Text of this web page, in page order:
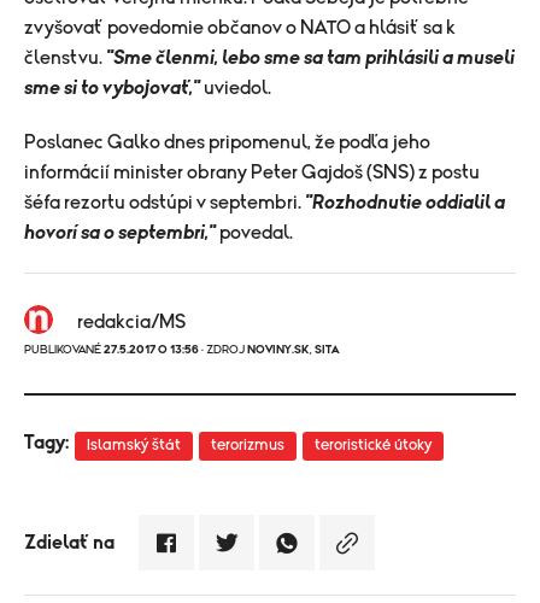
zvyšovať povedomie občanov o NATO a hlásiť sa k
členstvu. "Sme členmi, lebo sme sa tam prihlásili a museli
sme si to vybojovať,"uviedol.
Poslanec Galko dnes pripomenul, že podľa jeho
informácií minister obrany Peter Gajdoš (SNS) z postu
šéfa rezortu odstúpi v septembri. "Rozhodnutie oddialil a
hovorí sa o septembri,"povedal.
redakcia/MS
PUBLIKOVANÉ 27.5.2017 O 13:56 · ZDROJ NOVINY.SK, SITA
Tagy: Islamský štát terorizmus teroristické útoky
Zdielať na